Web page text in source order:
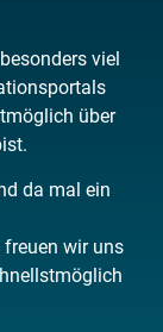
viel
über
da mal ein
freuen wir uns